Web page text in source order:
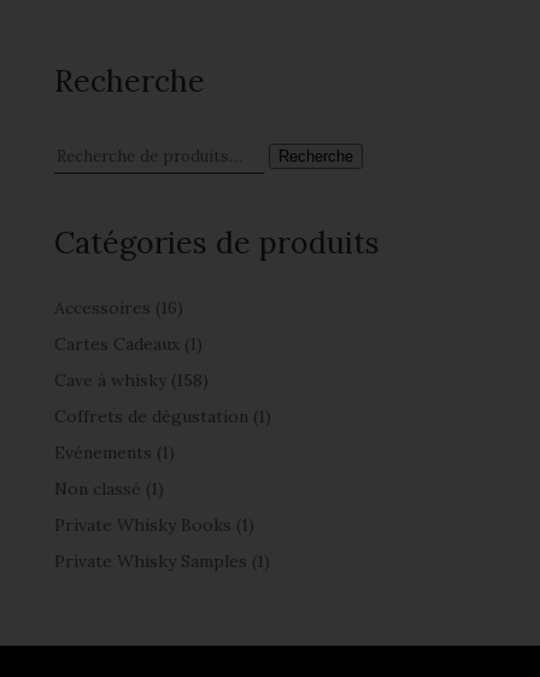
Recherche
Recherche
Catégories de produits
Accessoires (16)
Cartes Cadeaux (1)
Cave à whisky (158)
Coffrets de dégustation (1)
Evénements (1)
Non classé (1)
Private Whisky Books (1)
Private Whisky Samples (1)